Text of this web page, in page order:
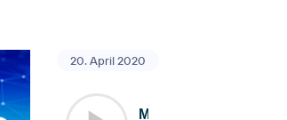
20. April 2020